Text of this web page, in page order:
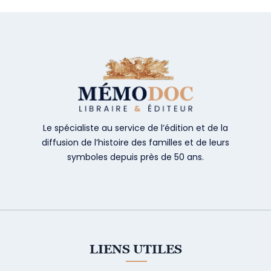
Le spécialiste au service de l’édition et de la
diffusion de l’histoire des familles et de leurs
symboles depuis près de 50 ans.
LIENS UTILES